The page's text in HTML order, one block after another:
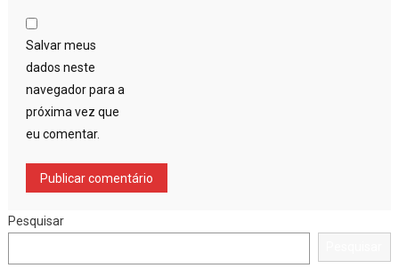
Salvar meus
dados neste
navegador para a
próxima vez que
eu comentar.
Pesquisar